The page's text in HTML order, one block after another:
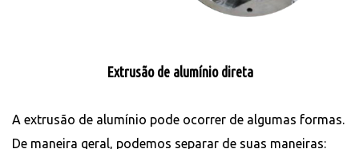
Extrusão de alumínio direta
A extrusão de alumínio pode ocorrer de algumas formas.
De maneira geral, podemos separar de suas maneiras: